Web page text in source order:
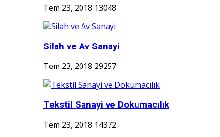
Tem 23, 2018 13048
Silah ve Av Sanayi
Tem 23, 2018 29257
Tekstil Sanayi ve Dokumacılık
Tem 23, 2018 14372